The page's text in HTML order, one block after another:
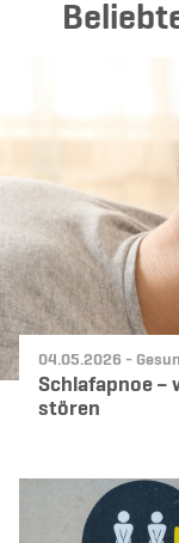
Datum:
04.05.2026 -
Schlafapnoe –
stören